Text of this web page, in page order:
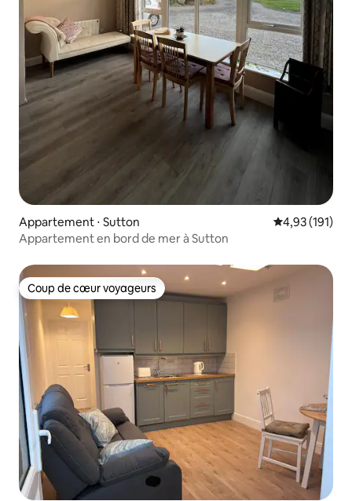
Appartement ⋅ Sutton Évaluation
4,93 (191)
Appartement en bord de mer à Sutton
Coup de cœur voyageurs
Coup de cœur voyageurs